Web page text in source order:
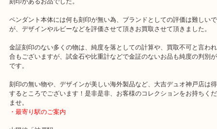
カレライカレラと同じくスペイン製の芸術品のようなデザインペン
ざいます！
残念ながらチェーンをなくされたようで、チェーン部分に金証刻印
刻印があるお品でした。
ペンダント本体には何も刻印が無い為、ブランドとしての評価は難
金証刻印のない多くの物は、純度を落としての計算や、買取不可と
合もございますが、試金石や比重計などで金証のないお品も純度の
です。